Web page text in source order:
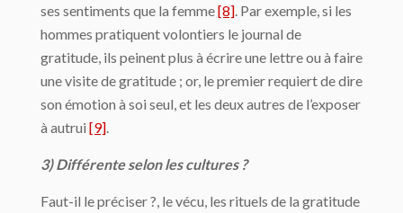
ses sentiments que la femme[8] . Par exemple, si les
hommes pratiquent volontiers le journal de
gratitude, ils peinent plus à écrire une lettre ou à faire
une visite de gratitude ; or, le premier requiert de dire
son émotion à soi seul, et les deux autres de l’exposer
à autrui [9]
3) Différente selon les cultures ?
Faut-il le préciser ?, le vécu, les rituels de la gratitude